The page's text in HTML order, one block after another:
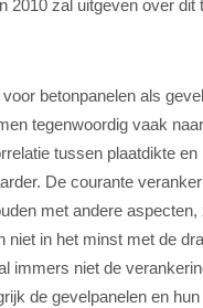
2010 zal uitgeven over dit
betonpanelen als
tegenwoordig vaak
tussen plaatdikte
De courante
met andere
niet in het minst met de
immers niet de
de gevelpanelen en